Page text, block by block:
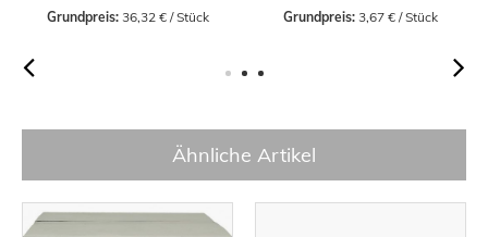
Grundpreis: 36,32 € / Stück Grundpreis: 3,67 € / Stück
Ähnliche Artikel